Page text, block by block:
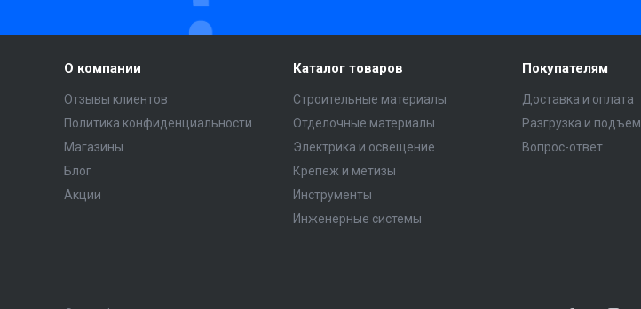
О компании
Отзывы клиентов
Политика конфиденциальности
Магазины
Блог
Акции
Каталог товаров
Строительные материалы
Отделочные материалы
Электрика и освещение
Крепеж и метизы
Инструменты
Инженерные системы
Покупателям
Доставка и оплата
Разгрузка и подъем
Вопрос-ответ